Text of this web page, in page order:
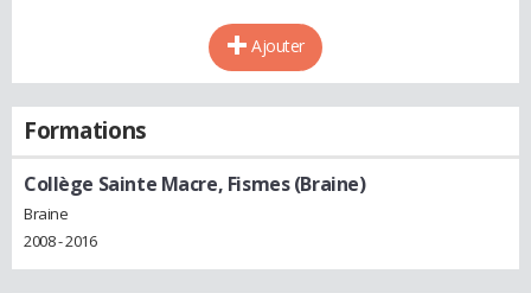
Ajouter
Formations
Collège Sainte Macre, Fismes (Braine)
Braine
2008 - 2016